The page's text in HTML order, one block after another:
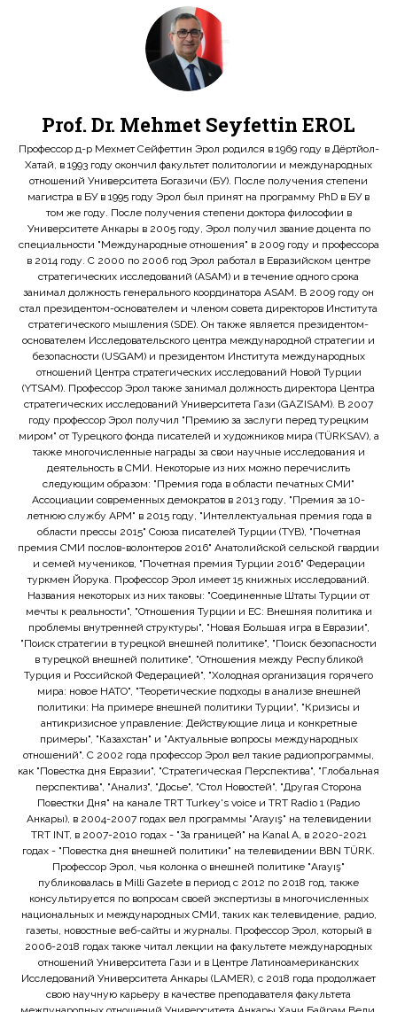
Prof. Dr. Mehmet Seyfettin EROL
Профессор д-р Мехмет Сейфеттин Эрол родился в 1969 году в Дёртйол-
Хатай, в 1993 году окончил факультет политологии и международных
отношений Университета Богазичи (БУ). После получения степени
магистра в БУ в 1995 году Эрол был принят на программу PhD в БУ в
том же году. После получения степени доктора философии в
Университете Анкары в 2005 году, Эрол получил звание доцента по
специальности "Международные отношения" в 2009 году и профессора
в 2014 году. С 2000 по 2006 год Эрол работал в Евразийском центре
стратегических исследований (ASAM) и в течение одного срока
занимал должность генерального координатора ASAM. В 2009 году он
стал президентом-основателем и членом совета директоров Института
стратегического мышления (SDE). Он также является президентом-
основателем Исследовательского центра международной стратегии и
безопасности (USGAM) и президентом Института международных
отношений Центра стратегических исследований Новой Турции
(YTSAM). Профессор Эрол также занимал должность директора Центра
стратегических исследований Университета Гази (GAZISAM). В 2007
году профессор Эрол получил "Премию за заслуги перед турецким
миром" от Турецкого фонда писателей и художников мира (TÜRKSAV), а
также многочисленные награды за свои научные исследования и
деятельность в СМИ. Некоторые из них можно перечислить
следующим образом: "Премия года в области печатных СМИ"
Ассоциации современных демократов в 2013 году, "Премия за 10-
летнюю службу APM" в 2015 году, "Интеллектуальная премия года в
области прессы 2015" Союза писателей Турции (TYB), "Почетная
премия СМИ послов-волонтеров 2016" Анатолийской сельской гвардии
и семей мучеников, "Почетная премия Турции 2016" Федерации
туркмен Йорука. Профессор Эрол имеет 15 книжных исследований.
Названия некоторых из них таковы: "Соединенные Штаты Турции от
мечты к реальности", "Отношения Турции и ЕС: Внешняя политика и
проблемы внутренней структуры", "Новая Большая игра в Евразии",
"Поиск стратегии в турецкой внешней политике", "Поиск безопасности
в турецкой внешней политике", "Отношения между Республикой
Турция и Российской Федерацией", "Холодная организация горячего
мира: новое НАТО", "Теоретические подходы в анализе внешней
политики: На примере внешней политики Турции", "Кризисы и
антикризисное управление: Действующие лица и конкретные
примеры", "Казахстан" и "Актуальные вопросы международных
отношений". С 2002 года профессор Эрол вел такие радиопрограммы,
как "Повестка дня Евразии", "Стратегическая Перспектива", "Глобальная
перспектива", "Анализ", "Досье", "Стол Новостей", "Другая Сторона
Повестки Дня" на канале TRT Turkey's voice и TRT Radio 1 (Радио
Анкары), в 2004-2007 годах вел программы "Arayış" на телевидении
TRT INT, в 2007-2010 годах - "За границей" на Kanal A, в 2020-2021
годах - "Повестка дня внешней политики" на телевидении BBN TÜRK.
Профессор Эрол, чья колонка о внешней политике "Arayış"
публиковалась в Milli Gazete в период с 2012 по 2018 год, также
консультируется по вопросам своей экспертизы в многочисленных
национальных и международных СМИ, таких как телевидение, радио,
газеты, новостные веб-сайты и журналы. Профессор Эрол, который в
2006-2018 годах также читал лекции на факультете международных
отношений Университета Гази и в Центре Латиноамериканских
Исследований Университета Анкары (LAMER), с 2018 года продолжает
свою научную карьеру в качестве преподавателя факультета